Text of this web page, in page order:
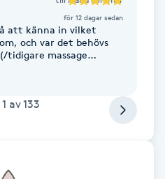
för 12 dagar sedan
att känna in vilket
och var det behövs
tidigare massage
1 av133